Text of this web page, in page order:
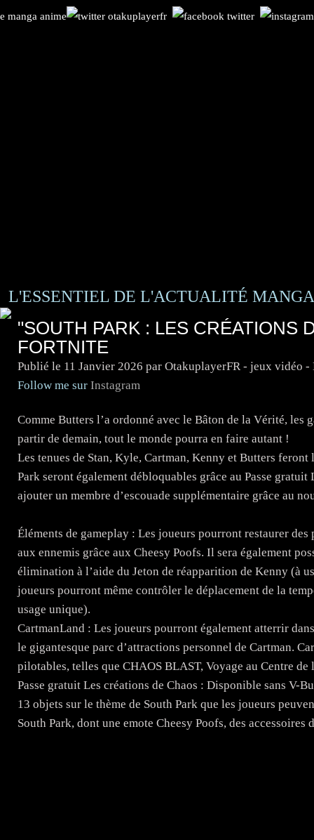
L'ESSENTIEL DE L'ACTUALITÉ
"SOUTH PARK : LES CRÉATIONS
FORTNITE
Publié le 11 Janvier 2026 par OtakuplayerFR - jeux vidéo -
Follow me sur Instagram
Comme Butters l’a ordonné avec le Bâton de la Vérité,
partir de demain, tout le monde pourra en faire autant !
Les tenues de Stan, Kyle, Cartman, Kenny et Butters
Park seront également débloquables grâce au Passe
ajouter un membre d’escouade supplémentaire grâce au
Éléments de gameplay : Les joueurs pourront restaurer
aux ennemis grâce aux Cheesy Poofs. Il sera également
élimination à l’aide du Jeton de réapparition de Kenny (à
joueurs pourront même contrôler le déplacement de la
usage unique).
CartmanLand : Les joueurs pourront également atterrir
le gigantesque parc d’attractions personnel de Cartman.
pilotables, telles que CHAOS BLAST, Voyage au Centre
Passe gratuit Les créations de Chaos : Disponible sans V-
13 objets sur le thème de South Park que les joueurs
South Park, dont une emote Cheesy Poofs, des